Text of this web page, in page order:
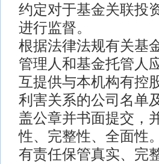
约定对于基金关联投
进行监督。
根据法律法规有关基
管理人和基金托管人
互提供与本机构有控
利害关系的公司名单
盖公章并书面提交，
性、完整性、全面性
有责任保管真实、完